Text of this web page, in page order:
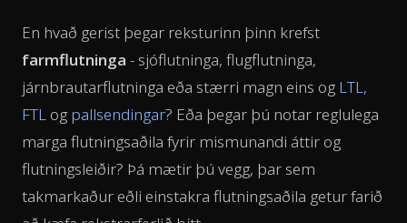
En hvað gerist þegar reksturinn þinn krefst
farmflutninga - sjóflutninga, flugflutninga,
járnbrautarflutninga eða stærri magn eins og LTL,
FTL og pallsendingar? Eða þegar þú notar reglulega
marga flutningsaðila fyrir mismunandi áttir og
flutningsleiðir? Þá mætir þú vegg, þar sem
takmarkaður eðli einstakra flutningsaðila getur farið